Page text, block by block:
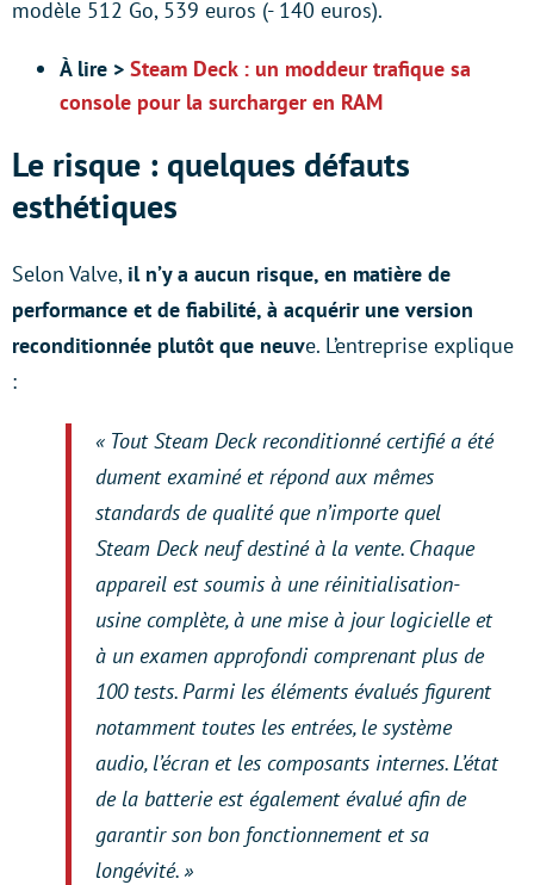
modèle 512 Go, 539 euros (- 140 euros).
À lire > Steam Deck : un moddeur trafique sa
console pour la surcharger en RAM
Le risque : quelques défauts
esthétiques
Selon Valve, il n’y a aucun risque, en matière de
performance et de fiabilité, à acquérir une version
reconditionnée plutôt que neuve. L’entreprise explique
:
« Tout Steam Deck reconditionné certifié a été
dument examiné et répond aux mêmes
standards de qualité que n’importe quel
Steam Deck neuf destiné à la vente. Chaque
appareil est soumis à une réinitialisation-
usine complète, à une mise à jour logicielle et
à un examen approfondi comprenant plus de
100 tests. Parmi les éléments évalués figurent
notamment toutes les entrées, le système
audio, l’écran et les composants internes. L’état
de la batterie est également évalué afin de
garantir son bon fonctionnement et sa
longévité. »